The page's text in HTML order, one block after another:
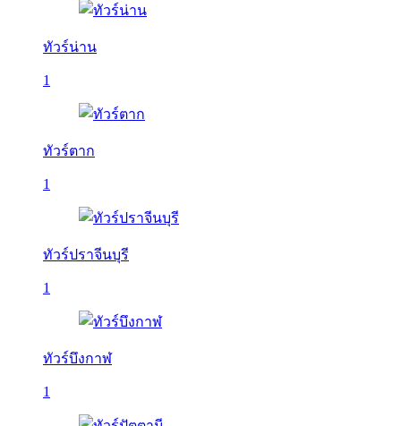
ทัวร์น่าน
1
ทัวร์ตาก
1
ทัวร์ปราจีนบุรี
1
ทัวร์บึงกาฬ
1